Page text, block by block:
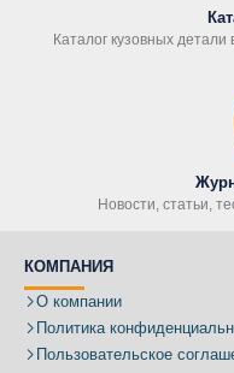
Каталог кузовных
Новости, статьи,
КОМПАНИЯ
О компании
Политика
Пользовательское